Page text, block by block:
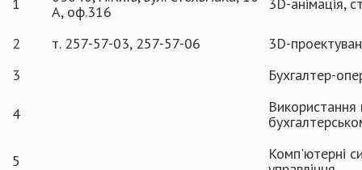
А, оф.316
2 т. 257-57-03, 257-57-06
3D-
3
Бухгалтер-
4
5
Комп'ютерні